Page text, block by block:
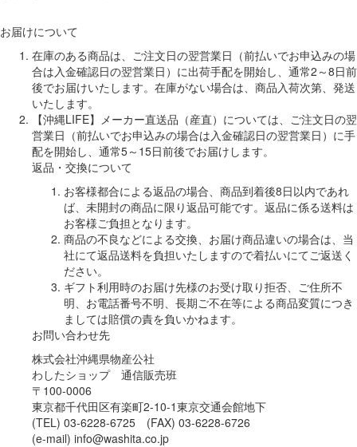
お届けについて
在庫のある商品は、ご注文日の翌営業日（前払いでお申込みの場
合は入金確認日の翌営業日）に出荷手配を開始し、通常2～8日前
後でお届けいたします。在庫がない場合は、商品入荷次第、発送
いたします。
【沖縄LIFE】メーカー直送品（産直）については、ご注文日の翌
営業日（前払いでお申込みの場合は入金確認日の翌営業日）に手
配を開始し、通常5～15日前後でお届けします。
返品・交換について
お客様都合による返品の場合、商品到着後8日以内であれ
ば、未開封の商品に限り返品可能です。返品に係る送料は
お客様ご負担となります。
商品の不良などによる交換、お届け商品違いの場合は、当
社にて返品送料を負担いたしますので着払いにてご返送く
ださい。
ギフト利用時のお届け先様のお受け取り拒否、ご住所不
明、お電話番号不明、長期ご不在等による商品変質につき
ましては賠償の責を負いかねます。
お問い合わせ先
株式会社沖縄県物産公社
わしたショップ 通信販売班
〒100-0006
東京都千代田区有楽町2-10-1東京交通会館地下
(TEL) 03-6228-6725 (FAX) 03-6228-6726
(e-mail) info@washita.co.jp